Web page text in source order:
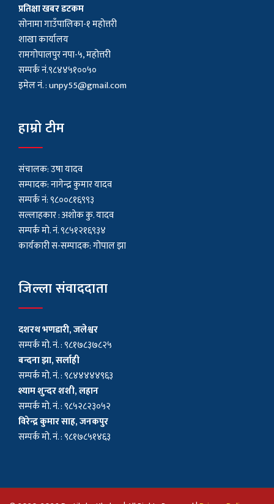
प्रतिक्षा खबर डटकम
सोनामा गाउँपालिका-१ महोत्तरी
शाखा कार्यालय
रामगोपालपुर नपा-५, महोत्तरी
सम्पर्क नं.९८४४५१००५०
इमेल नं. :unpy55@gmail.com
हाम्रो टीम
संचालक: उषा यादव
सम्पादक: नागेन्द्र कुमार यादव
सम्पर्क नं: ९८००८१६९९३
सल्लाहकार : अशाेक कु. यादव
सम्पर्क मो. नं. ९८५१२१६९३४
कार्यकारी स-सम्पादक: गोपाल झा
जिल्ला संवाददाता
दशरथ भणडारी, जलेश्वर
सम्पर्क मो. नं. : ९८१७८३७८२५
बन्दना झा, सर्लाही
सम्पर्क मो. नं. : ९८४४४४४९६३
श्याम शुन्दर शशी, लहान
सम्पर्क मो. नं. : ९८५२८२३०५२
विरेन्द्र कुमार साह, जनकपुर
सम्पर्क मो. नं. : ९८१७८५१४६३